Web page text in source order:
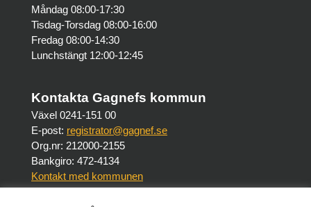
Måndag 08:00-17:30
Tisdag-Torsdag 08:00-16:00
Fredag 08:00-14:30
Lunchstängt 12:00-12:45
Kontakta Gagnefs kommun
Växel 0241-151 00
E-post: registrator@gagnef.se
Org.nr: 212000-2155
Bankgiro: 472-4134
Kontakt med kommunen